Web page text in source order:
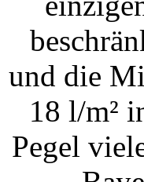
und die
18 l/m²
Pegel